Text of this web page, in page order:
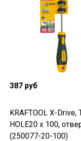
387 руб
KRAFTOOL Х-Drive,
HOLE20 x 100,
(250077-20-100)